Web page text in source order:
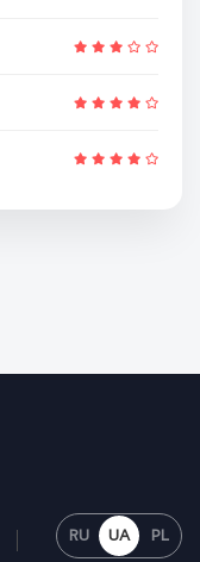
RU UA PL